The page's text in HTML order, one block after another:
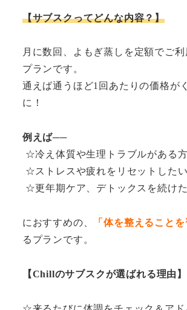
【サブスクってどんな内容？】
月に数回、よもぎ蒸しを定額でご
プランです。
通えば通うほど1回あたりの価格が
に！
例えば──
☆冷え体質や生理トラブルがある方
☆ストレスや疲れをリセットした
☆更年期ケア、デトックスを続け
におすすめの、 「体を整えることを
るプランです。
【Chillのサブスクが選ばれる理由】